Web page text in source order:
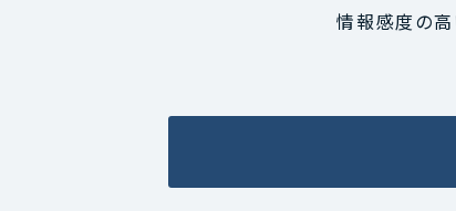
情報感度の